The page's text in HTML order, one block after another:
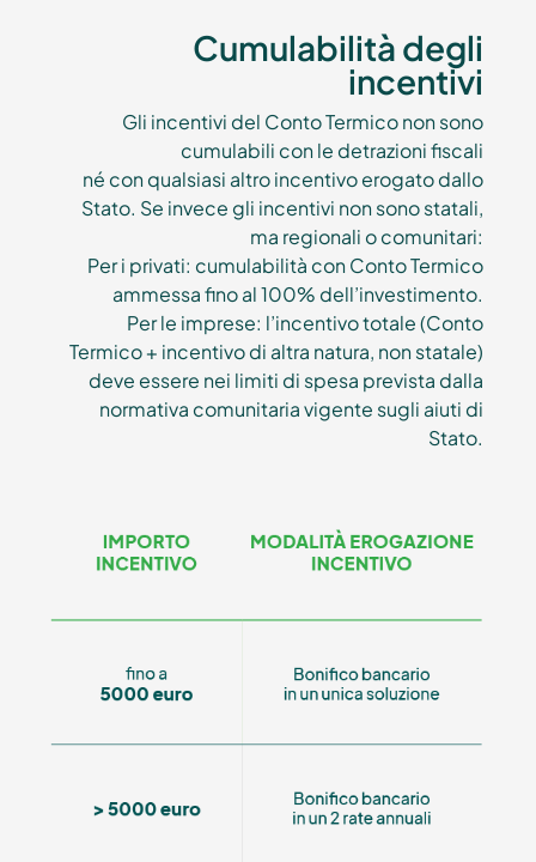
Cumulabilità degli
incentivi
Gli incentivi del Conto Termico non sono
cumulabili con le detrazioni fiscali
né con qualsiasi altro incentivo erogato dallo
Stato. Se invece gli incentivi non sono statali,
ma regionali o comunitari:
Per i privati: cumulabilità con Conto Termico
ammessa fino al 100% dell’investimento.
Per le imprese: l’incentivo totale (Conto
Termico + incentivo di altra natura, non statale)
deve essere nei limiti di spesa prevista dalla
normativa comunitaria vigente sugli aiuti di
Stato.